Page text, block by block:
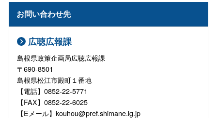
お問い合わせ先
広聴広報課
島根県政策企画局広聴広報課
〒690-8501
島根県松江市殿町１番地
【電話】0852-22-5771
【FAX】0852-22-6025
【Eメール】kouhou@pref.shimane.lg.jp